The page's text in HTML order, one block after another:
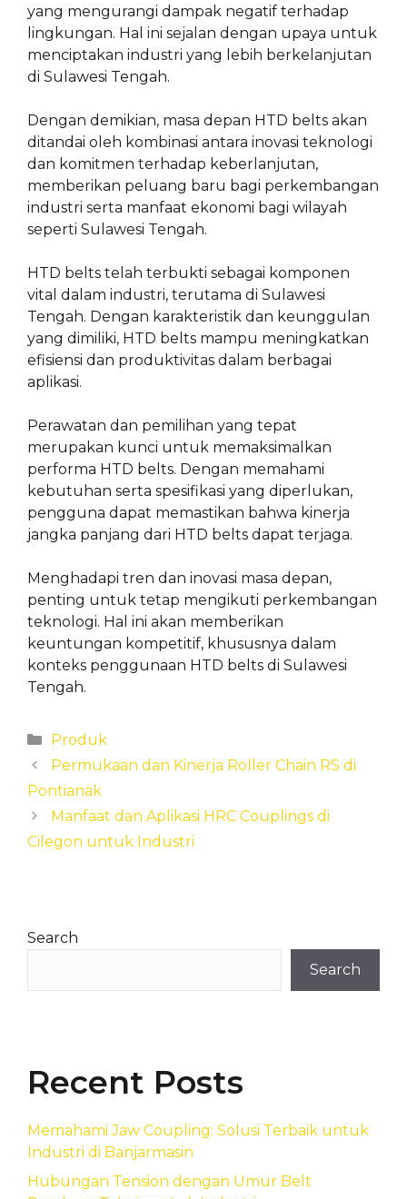
yang mengurangi dampak negatif terhadap
lingkungan. Hal ini sejalan dengan upaya untuk
menciptakan industri yang lebih berkelanjutan
di Sulawesi Tengah.
Dengan demikian, masa depan HTD belts akan
ditandai oleh kombinasi antara inovasi teknologi
dan komitmen terhadap keberlanjutan,
memberikan peluang baru bagi perkembangan
industri serta manfaat ekonomi bagi wilayah
seperti Sulawesi Tengah.
HTD belts telah terbukti sebagai komponen
vital dalam industri, terutama di Sulawesi
Tengah. Dengan karakteristik dan keunggulan
yang dimiliki, HTD belts mampu meningkatkan
efisiensi dan produktivitas dalam berbagai
aplikasi.
Perawatan dan pemilihan yang tepat
merupakan kunci untuk memaksimalkan
performa HTD belts. Dengan memahami
kebutuhan serta spesifikasi yang diperlukan,
pengguna dapat memastikan bahwa kinerja
jangka panjang dari HTD belts dapat terjaga.
Menghadapi tren dan inovasi masa depan,
penting untuk tetap mengikuti perkembangan
teknologi. Hal ini akan memberikan
keuntungan kompetitif, khususnya dalam
konteks penggunaan HTD belts di Sulawesi
Tengah.
Categories
Produk
Permukaan dan Kinerja Roller Chain RS di
Pontianak
Manfaat dan Aplikasi HRC Couplings di
Cilegon untuk Industri
Search
Search
Recent Posts
Memahami Jaw Coupling: Solusi Terbaik untuk
Industri di Banjarmasin
Hubungan Tension dengan Umur Belt